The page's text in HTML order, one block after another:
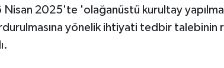
2025'te 'olağanüstü kurultay
yönelik ihtiyati tedbir talebinin